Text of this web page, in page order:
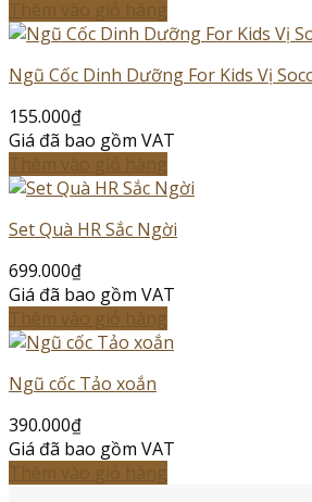
Ngũ Cốc Dinh Dưỡng For Kids Vị
155.000₫
Giá đã bao gồm VAT
Set Quà HR Sắc Ngời
699.000₫
Giá đã bao gồm VAT
Ngũ cốc Tảo xoắn
390.000₫
Giá đã bao gồm VAT